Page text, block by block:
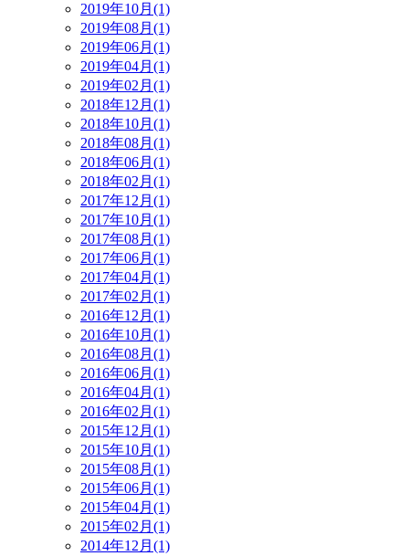
2019年10月(1)
2019年08月(1)
2019年06月(1)
2019年04月(1)
2019年02月(1)
2018年12月(1)
2018年10月(1)
2018年08月(1)
2018年06月(1)
2018年02月(1)
2017年12月(1)
2017年10月(1)
2017年08月(1)
2017年06月(1)
2017年04月(1)
2017年02月(1)
2016年12月(1)
2016年10月(1)
2016年08月(1)
2016年06月(1)
2016年04月(1)
2016年02月(1)
2015年12月(1)
2015年10月(1)
2015年08月(1)
2015年06月(1)
2015年04月(1)
2015年02月(1)
2014年12月(1)